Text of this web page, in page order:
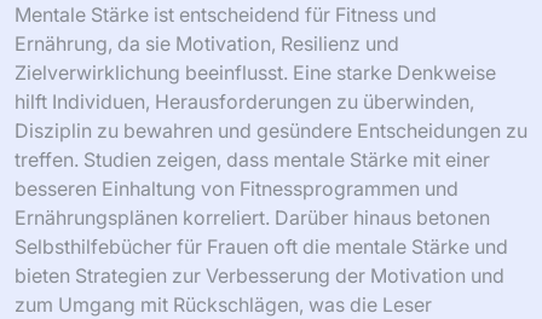
Mentale Stärke ist entscheidend für Fitness und
Ernährung, da sie Motivation, Resilienz und
Zielverwirklichung beeinflusst. Eine starke Denkweise
hilft Individuen, Herausforderungen zu überwinden,
Disziplin zu bewahren und gesündere Entscheidungen zu
treffen. Studien zeigen, dass mentale Stärke mit einer
besseren Einhaltung von Fitnessprogrammen und
Ernährungsplänen korreliert. Darüber hinaus betonen
Selbsthilfebücher für Frauen oft die mentale Stärke und
bieten Strategien zur Verbesserung der Motivation und
zum Umgang mit Rückschlägen, was die Leser